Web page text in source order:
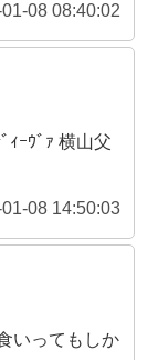
08 08:40:02
ｨｰｳﾞｧ 横山父
08 14:50:03
いってもしか